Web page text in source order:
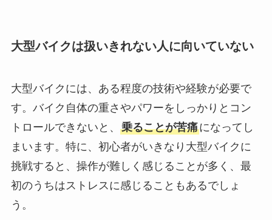
大型バイクは扱いきれない人に向いていない
大型バイクには、ある程度の技術や経験が必要で
す。バイク自体の重さやパワーをしっかりとコン
トロールできないと、 乗ることが苦痛になってし
まいます。特に、初心者がいきなり大型バイクに
挑戦すると、操作が難しく感じることが多く、最
初のうちはストレスに感じることもあるでしょ
う。